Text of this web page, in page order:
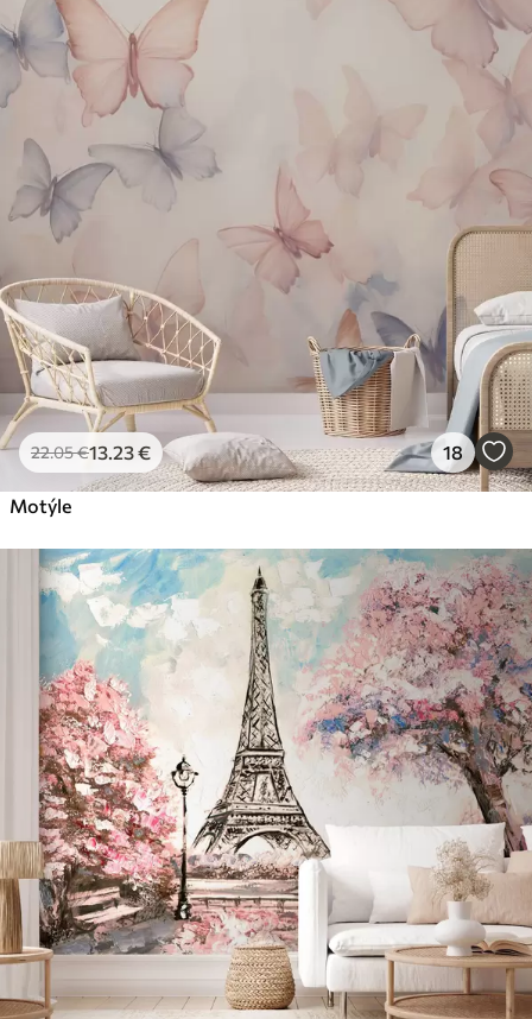
22.05€13 .23€ 18
Motýle